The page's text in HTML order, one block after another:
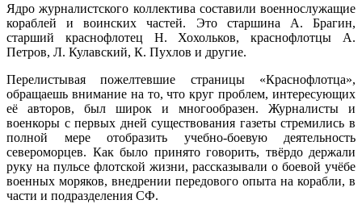
Ядро журналистского коллектива составили военнослужащие
кораблей и воинских частей. Это старшина А. Брагин,
старший краснофлотец Н. Хохольков, краснофлотцы А.
Петров, Л. Кулавский, К. Пухлов и другие.
Перелистывая пожелтевшие страницы «Краснофлотца»,
обращаешь внимание на то, что круг проблем, интересующих
её авторов, был широк и многообразен. Журналисты и
военкоры с первых дней существования газеты стремились в
полной мере отобразить учебно-боевую деятельность
североморцев. Как было принято говорить, твёрдо держали
руку на пульсе флотской жизни, рассказывали о боевой учёбе
военных моряков, внедрении передового опыта на корабли, в
части и подразделения СФ.